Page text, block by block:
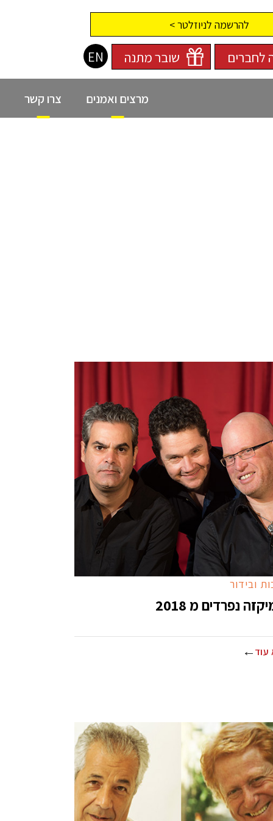
להרשמה לניוזלטר >
EN לחברים שובר מתנה
מרצים ואמנים צרו קשר
ובידור
נפרדים מ 2018
עוד